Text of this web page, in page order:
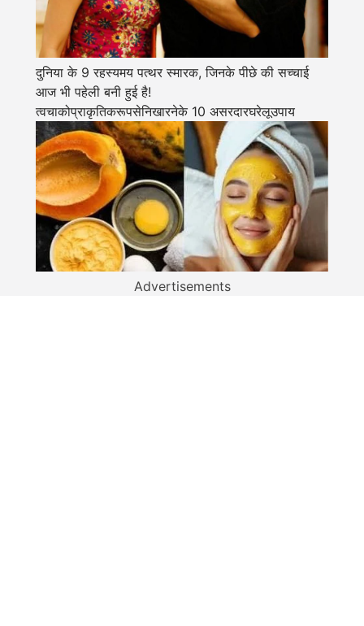
दुनिया के 9 रहस्यमय पत्थर स्मारक, जिनके पीछे की सच्चाई
आज भी पहेली बनी हुई है!
त्वचाकोप्राकृतिकरूपसेनिखारनेके 10 असरदारघरेलूउपाय
Advertisements